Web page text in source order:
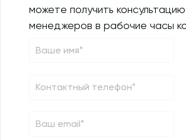
можете получить
менеджеров в рабочие часы